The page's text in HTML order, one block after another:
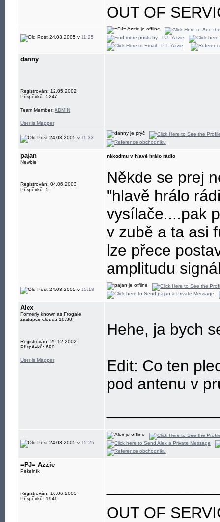
OUT OF
24.03.2005 v 11:25
danny
Registrován: 12.05.2002
Příspěvků: 5247
Team Member: ADMIN
User is Mapper
24.03.2005 v 11:33
pajan
Newbie
Registrován: 04.06.2003
Příspěvků: 5
někodmu v hlavě hrálo rádio
Někde se prej
"hlavě hrálo
vysílače....pak
v zubě a ta asi
lze přece
amplitudu
24.03.2005 v 15:18
Alex
Formerly known as Frogale
zastupce cloudu 10.38
Registrován: 29.12.2002
Příspěvků: 690
User is Mapper
Hehe, ja bych
Edit: Co ten
pod antenu v
24.03.2005 v 15:25
=PJ= Azzie
Pekelník
Registrován: 16.06.2003
Příspěvků: 1941
OUT OF